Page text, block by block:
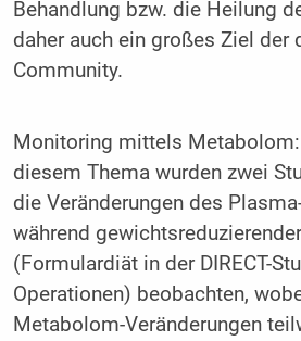
Behandlung bzw. die Heilung
daher auch ein großes Ziel der
Community.
Monitoring mittels Metabolom:
diesem Thema wurden zwei
die Veränderungen des
während
(Formulardiät in der DIRECT-
Operationen) beobachten,
Metabolom-Veränderungen